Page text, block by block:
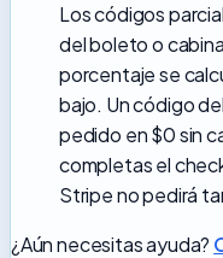
Los códigos
del boleto o
porcentaje se
bajo. Un código
pedido en $0 sin
completas el
Stripe no pedirá
¿Aún necesitas ayuda?